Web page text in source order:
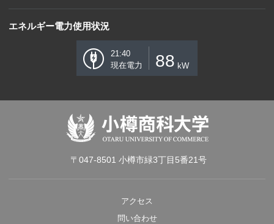
エネルギー電力使用状況
21:40
現在電力
88 kW
〒047-8501 小樽市緑3丁目5番21号
アクセス
問い合わせ